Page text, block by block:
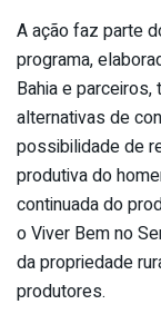
A ação faz parte
programa,
Bahia e
alternativas de
possibilidade de
produtiva do
continuada do
o Viver Bem no
da propriedade
produtores.